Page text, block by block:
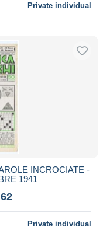
Private individual
INCROCIATE -
1941
Private individual